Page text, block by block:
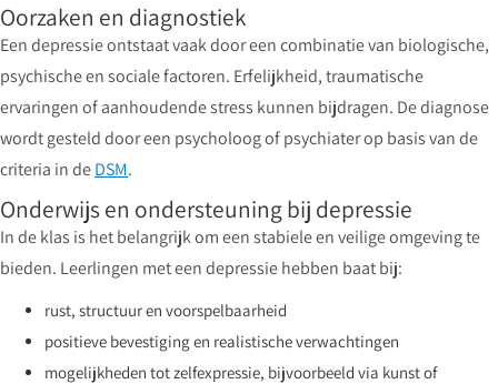
Oorzaken en diagnostiek
Een depressie ontstaat vaak door een combinatie van biologische,
psychische en sociale factoren. Erfelijkheid, traumatische
ervaringen of aanhoudende stress kunnen bijdragen. De diagnose
wordt gesteld door een psycholoog of psychiater op basis van de
criteria in deDSM.
Onderwijs en ondersteuning bij depressie
In de klas is het belangrijk om een stabiele en veilige omgeving te
bieden. Leerlingen met een depressie hebben baat bij:
rust, structuur en voorspelbaarheid
positieve bevestiging en realistische verwachtingen
mogelijkheden tot zelfexpressie, bijvoorbeeld via kunst of